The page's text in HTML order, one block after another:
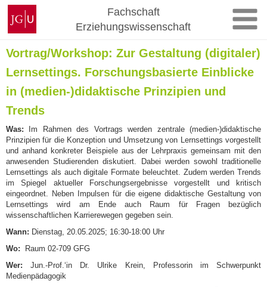
Zum
Inhalt
springen
Johannes
Gutenberg-
Universität
Mainz
Fachschaft
Erziehungswissenschaft
Vortrag/Workshop: Zur Gestaltung (digitaler)
Lernsettings. Forschungsbasierte Einblicke
in (medien-)didaktische Prinzipien und
Trends
Was: Im Rahmen des Vortrags werden zentrale (medien-)didaktische
Prinzipien für die Konzeption und Umsetzung von Lernsettings vorgestellt
und anhand konkreter Beispiele aus der Lehrpraxis gemeinsam mit den
anwesenden Studierenden diskutiert. Dabei werden sowohl traditionelle
Lernsettings als auch digitale Formate beleuchtet. Zudem werden Trends
im Spiegel aktueller Forschungsergebnisse vorgestellt und kritisch
eingeordnet. Neben Impulsen für die eigene didaktische Gestaltung von
Lernsettings wird am Ende auch Raum für Fragen bezüglich
wissenschaftlichen Karrierewegen gegeben sein.
Wann: Dienstag, 20.05.2025; 16:30-18:00 Uhr
Wo: Raum 02-709 GFG
Wer: Jun.-Prof.‘in Dr. Ulrike Krein, Professorin im Schwerpunkt
Medienpädagogik